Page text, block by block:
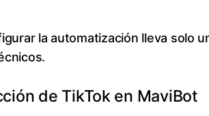
la automatización lleva solo
de TikTok en MaviBot